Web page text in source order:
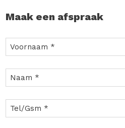
Maak een afspraak